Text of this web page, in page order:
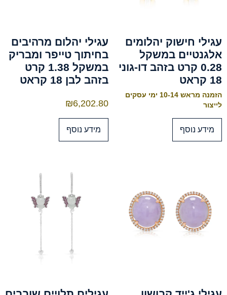
עגילי חישוק יהלומים
אלגנטיים במשקל
0.28 קרט בזהב דו-גוני
18 קראט
הזמנה מראש 10-14 ימי עסקים
לייצור
מידע נוסף
עגילי יהלום מרהיבים
בחיתוך טייפר ומבריק
במשקל 1.38 קרט
בזהב לבן 18 קראט
₪6,202.80
מידע נוסף